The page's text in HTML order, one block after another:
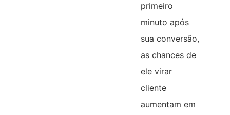
primeiro
minuto após
sua conversão,
as chances de
ele virar
cliente
aumentam em